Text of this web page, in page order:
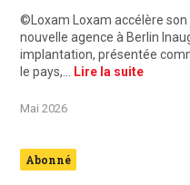
©Loxam Loxam accélère
nouvelle agence à Berlin
implantation, présentée
le pays,… Lire la suite
Mai 2026
Abonné